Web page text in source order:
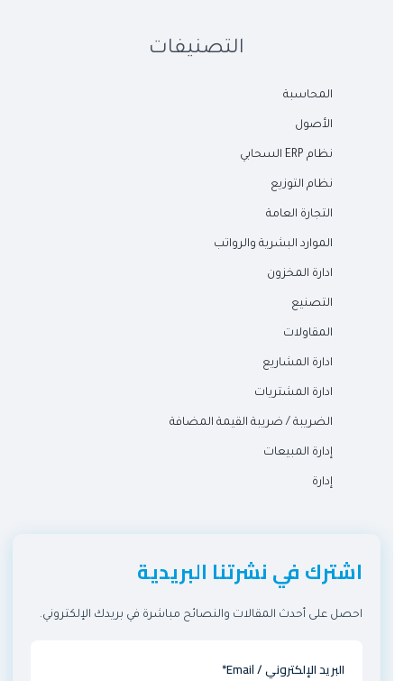
التصنيفات
المحاسبة
الأصول
نظام ERP السحابي
نظام التوزيع
التجارة العامة
الموارد البشرية والرواتب
ادارة المخزون
التصنيع
المقاولات
ادارة المشاريع
ادارة المشتريات
الضريبة / ضريبة القيمة المضافة
إدارة المبيعات
إدارة
اشترك في نشرتنا البريدية
احصل على أحدث المقالات والنصائح مباشرة في بريدك الإلكتروني.
البريد الإلكتروني / Email*